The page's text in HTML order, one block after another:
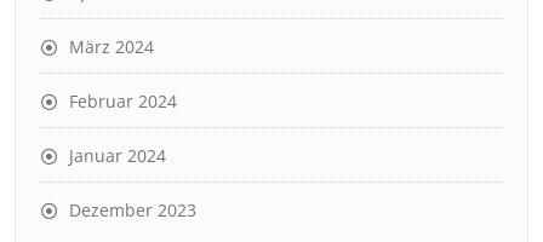
März 2024
Februar 2024
Januar 2024
Dezember 2023